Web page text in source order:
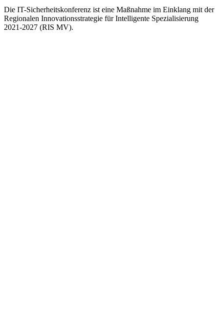
Die IT-Sicherheitskonferenz ist eine Maßnahme im Einklang mit der
Regionalen Innovationsstrategie für Intelligente Spezialisierung
2021-2027 (RIS MV).